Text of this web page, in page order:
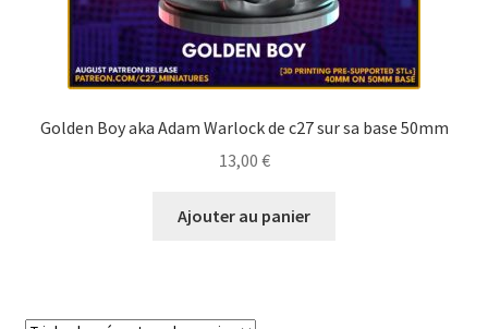
Golden Boy aka Adam Warlock de c27 sur sa base 50mm
13,00 €
Ajouter au panier